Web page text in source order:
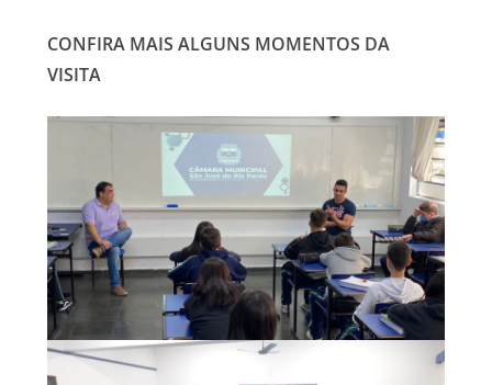
CONFIRA MAIS ALGUNS MOMENTOS DA
VISITA